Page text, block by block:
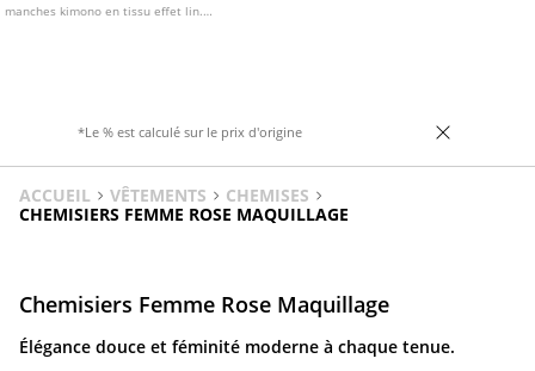
manches kimono en tissu effet lin.
*Le % est calculé sur le prix d'origine
ACCUEIL VÊTEMENTS
CHEMISES
CHEMISIERS FEMME ROSE MAQUILLAGE
Chemisiers Femme Rose Maquillage
Élégance douce et féminité moderne à chaque tenue.